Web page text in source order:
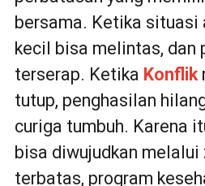
bersama. Ketika situasi
kecil bisa melintas, dan
terserap. Ketika Konflik
tutup, penghasilan
curiga tumbuh. Karena
bisa diwujudkan melalui
terbatas, program